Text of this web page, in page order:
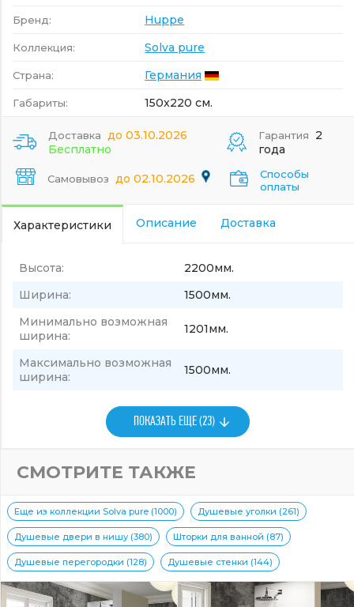
Бренд: Huppe
Коллекция: Solva pure
Страна: Германия
Габариты: 150x220 см.
Доставка до 03.10.2026
Бесплатно
Самовывоз до 02.10.2026
Гарантия
2
года
Способы
оплаты
Характеристики Описание Доставка
Высота:
2200мм.
Ширина:
1500мм.
Минимально возможная
ширина:
1201мм.
Максимально возможная
ширина:
1500мм.
ПОКАЗАТЬ ЕЩЕ (23)
СМОТРИТЕ ТАКЖЕ
Еще из коллекции Solva pure (1000) Душевые уголки (261)
Душевые двери в нишу (380) Шторки для ванной (87)
Душевые перегородки (128) Душевые стенки (144)